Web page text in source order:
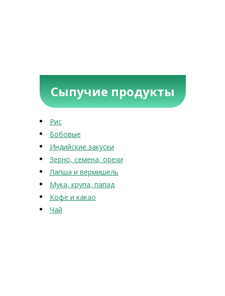
Сыпучие продукты
Рис
Бобовые
Индийские закуски
Зерно, семена, орехи
Лапша и вермишель
Мука, крупа, папад
Кофе и какао
Чай